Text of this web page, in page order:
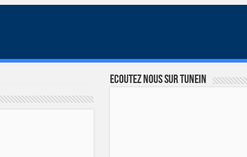
Ecoutez nous sur TuneIn